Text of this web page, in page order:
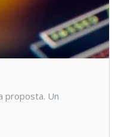
proposta. Un